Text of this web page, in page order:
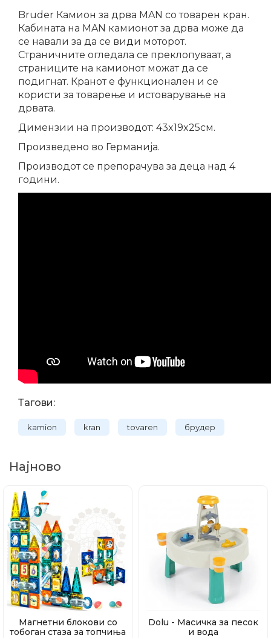
Bruder Камион за дрва MAN со товарен кран.
Кабината на MAN камионот за дрва може да
се навали за да се види моторот.
Страничните огледала се преклопуваат, а
страниците на камионот можат да се
подигнат. Кранот е функционален и се
користи за товарење и истоварување на
дрвата.
Димензии на производот: 43x19x25см.
Произведено во Германија.
Производот се препорачува за деца над 4
години.
Тагови:
kamion kran tovaren брудер
Најново
Магнетни блокови со
тобоган стаза за топчиња
Dolu - Масичка за песок
и вода